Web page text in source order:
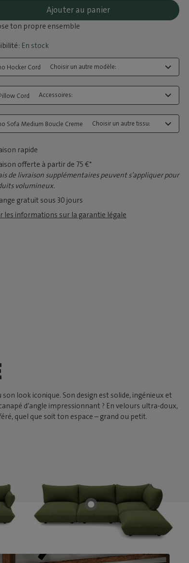
Ajouter au panier
ton propre ensemble
En stock
Choisir un autre modèle:
Accessoires:
Choisir un autre tissu:
rapide
offerte à partir de 75 €*
de livraison supplémentaires peuvent s’appliquer pour
volumineux.
gratuit sous 30 jours
les informations sur la garantie légale
look iconique. Son design est solide, ingénieux et
d’angle impressionnant ? En velours ultra-doux,
quel que soit ton espace – grand ou petit.